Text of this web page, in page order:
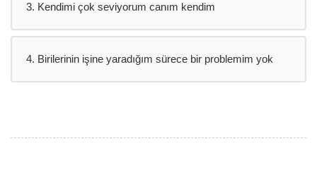
3. Kendimi çok seviyorum canım kendim
4. Birilerinin işine yaradığım sürece bir problemim yok